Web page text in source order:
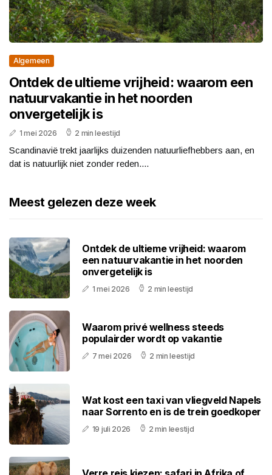
Algemeen
Ontdek de ultieme vrijheid: waarom een
natuurvakantie in het noorden
onvergetelijk is
1 mei 2026 2 min leestijd
Scandinavië trekt jaarlijks duizenden natuurliefhebbers aan, en
dat is natuurlijk niet zonder reden....
Meest gelezen deze week
Ontdek de ultieme vrijheid: waarom
een natuurvakantie in het noorden
onvergetelijk is
1 mei 2026 2 min leestijd
Waarom privé wellness steeds
populairder wordt op vakantie
7 mei 2026 2 min leestijd
Wat kost een taxi van vliegveld Napels
naar Sorrento en is de trein goedkoper
19 juli 2026 2 min leestijd